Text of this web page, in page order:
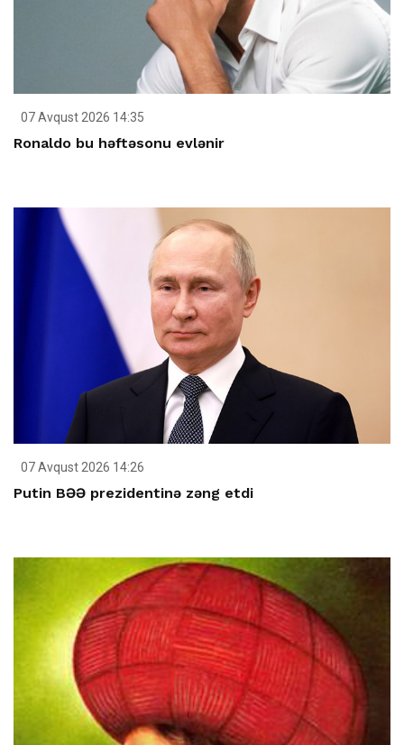
07 Avqust 2026 14:35
Ronaldo bu həftəsonu evlənir
07 Avqust 2026 14:26
Putin BƏƏ prezidentinə zəng etdi